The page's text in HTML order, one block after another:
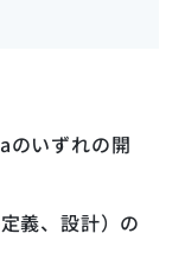
いずれの開
義、設計）の